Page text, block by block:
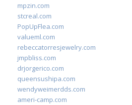
mpzin.com
stcreal.com
PopUpFlea.com
valueml.com
rebeccatorresjewelry.com
jmpbliss.com
drjorgerico.com
queensushipa.com
wendyweimerdds.com
ameri-camp.com